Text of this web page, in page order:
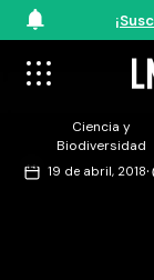
Ciencia y
Biodiversidad
19 de abril, 2018·